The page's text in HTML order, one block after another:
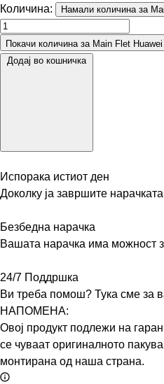
Количина:
Намали количина за
Покачи количина за Main Flet
Додај во кошничка
Испорака истиот ден
Доколку ја завршите
Безбедна нарачка
Вашата нарачка има можност
24/7 Поддршка
Ви треба помош? Тука сме за
НАПОМЕНА:
Овој продукт подлежи на
се чуваат оригиналното
монтирана од наша страна.